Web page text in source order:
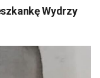
Wydrzy